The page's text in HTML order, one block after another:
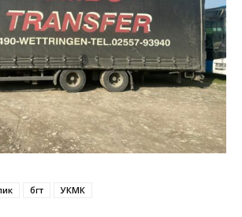
бөгөт УКМК